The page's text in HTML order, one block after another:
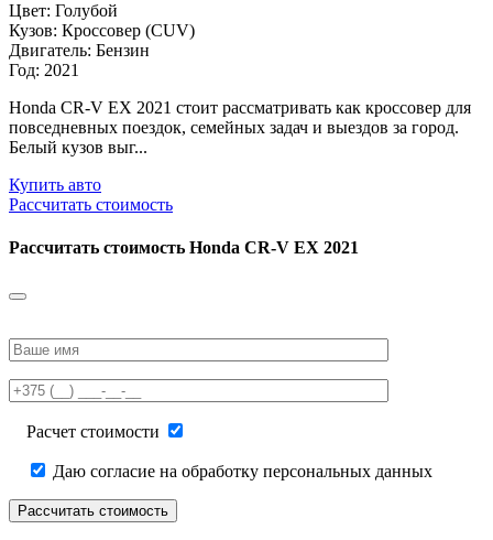
Цвет: Голубой
Кузов: Кроссовер (CUV)
Двигатель: Бензин
Год: 2021
Honda CR-V EX 2021 стоит рассматривать как кроссовер для
повседневных поездок, семейных задач и выездов за город.
Белый кузов выг...
Купить авто
Рассчитать стоимость
Рассчитать стоимость Honda CR-V EX 2021
leave
field
empty.
Расчет стоимости
Даю согласие на обработку персональных данных